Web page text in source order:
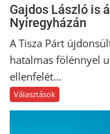
Gajdos László is
Nyíregyházán
A Tisza Párt
hatalmas fölénnyel
ellenfelét...
Választások